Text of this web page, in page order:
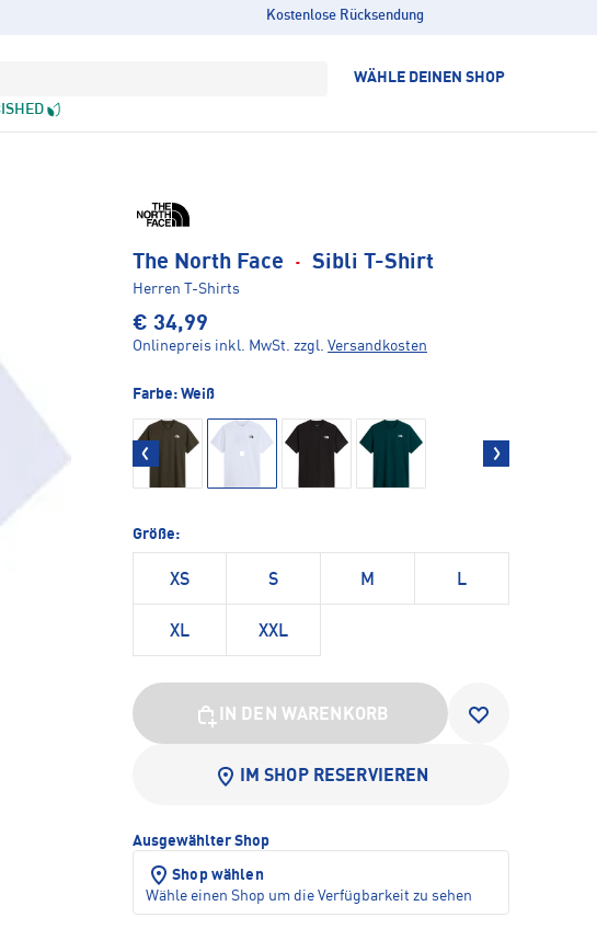
Kostenlose Rücksendung
WÄHLE DEINEN SHOP
The North Face · Sibli T-Shirt
Herren T-Shirts
€ 34,99
Onlinepreis inkl. MwSt. zzgl. Versandkosten
Farbe: Weiß
Größe:
XS S M L
XL XXL
IN DEN WARENKORB
IM SHOP RESERVIEREN
Ausgewählter Shop
Shop wählen
Wähle einen Shop um die Verfügbarkeit zu sehen